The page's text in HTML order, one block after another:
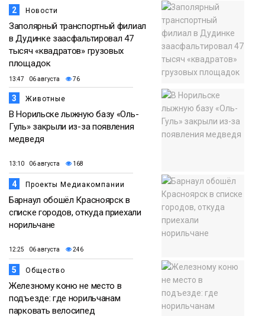
2 Новости
Заполярный транспортный филиал
в Дудинке заасфальтировал 47
тысяч «квадратов» грузовых
площадок
13:47 06 августа 76
3 Животные
В Норильске лыжную базу «Оль-
Гуль» закрыли из-за появления
медведя
13:10 06 августа 168
4 Проекты Медиакомпании
Барнаул обошёл Красноярск в
списке городов, откуда приехали
норильчане
12:25 06 августа 246
5 Общество
Железному коню не место в
подъезде: где норильчанам
парковать велосипед